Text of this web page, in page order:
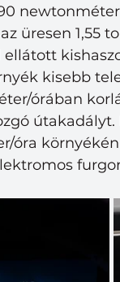
üresen 1,55
kisebb
órában
óra